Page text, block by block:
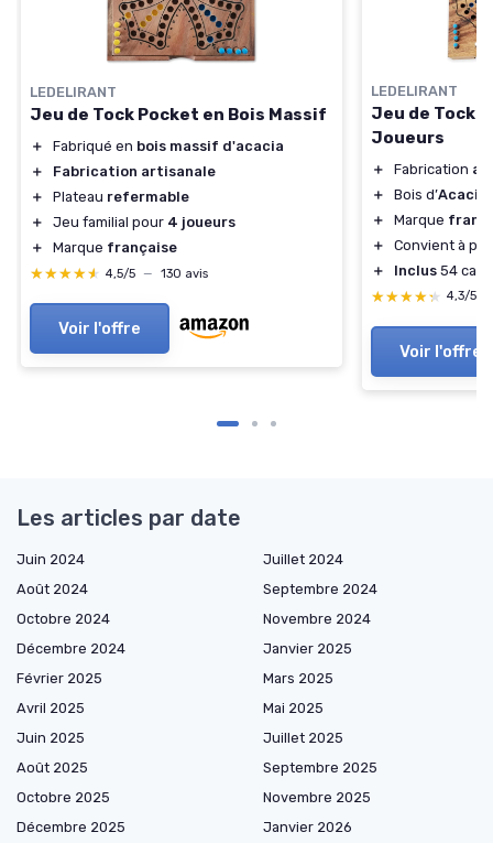
LEDELIRANT
Jeu de Tock Pocket en Bois Massif
＋ Fabriqué en bois massif d'acacia
＋
Fabrication artisanale
＋
Plateau refermable
＋
Jeu familial pour 4 joueurs
＋
Marque française
★★★★★
★★★★★ 4,5/5 — 130 avis
Voir l'offre
LEDELIRANT
Jeu de Tock
Joueurs
＋ Fabrication
＋
Bois d’Acacia
＋
Marque
＋
Convient à
＋
Inclus 54
★★★★★
★★★★★ 4,3/5
Voir l'offre
Les articles par date
Juin 2024
Juillet 2024
Août 2024
Septembre 2024
Octobre 2024
Novembre 2024
Décembre 2024
Janvier 2025
Février 2025
Mars 2025
Avril 2025
Mai 2025
Juin 2025
Juillet 2025
Août 2025
Septembre 2025
Octobre 2025
Novembre 2025
Décembre 2025
Janvier 2026